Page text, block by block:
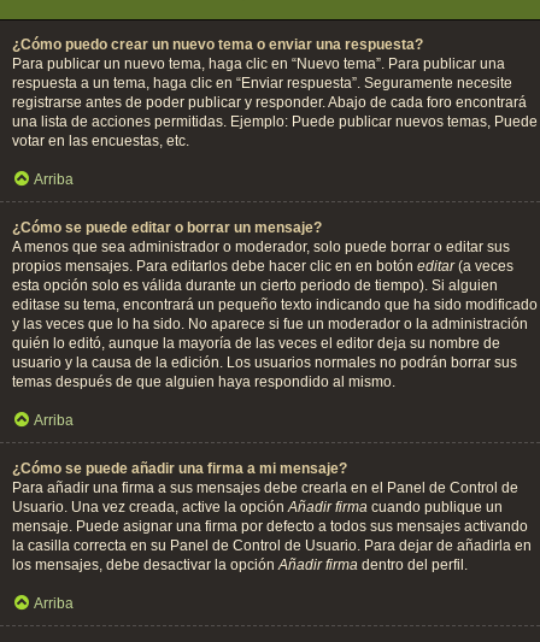
¿Cómo puedo crear un nuevo tema o enviar una respuesta?
Para publicar un nuevo tema, haga clic en “Nuevo tema”. Para publicar una
respuesta a un tema, haga clic en “Enviar respuesta”. Seguramente necesite
registrarse antes de poder publicar y responder. Abajo de cada foro encontrará
una lista de acciones permitidas. Ejemplo: Puede publicar nuevos temas, Puede
votar en las encuestas, etc.
Arriba
¿Cómo se puede editar o borrar un mensaje?
A menos que sea administrador o moderador, solo puede borrar o editar sus
propios mensajes. Para editarlos debe hacer clic en en botón editar(a veces
esta opción solo es válida durante un cierto periodo de tiempo). Si alguien
editase su tema, encontrará un pequeño texto indicando que ha sido modificado
y las veces que lo ha sido. No aparece si fue un moderador o la administración
quién lo editó, aunque la mayoría de las veces el editor deja su nombre de
usuario y la causa de la edición. Los usuarios normales no podrán borrar sus
temas después de que alguien haya respondido al mismo.
Arriba
¿Cómo se puede añadir una firma a mi mensaje?
Para añadir una firma a sus mensajes debe crearla en el Panel de Control de
Usuario. Una vez creada, active la opciónAñadir firma cuando publique un
mensaje. Puede asignar una firma por defecto a todos sus mensajes activando
la casilla correcta en su Panel de Control de Usuario. Para dejar de añadirla en
los mensajes, debe desactivar la opciónAñadir firma dentro del perfil.
Arriba